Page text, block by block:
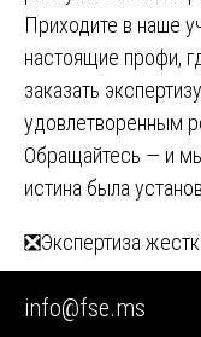
Приходите в наше
настоящие профи,
заказать
удовлетворенным
Обращайтесь — и
истина была
Навигация
по
❎Экспертиза
процессуальные
🟩 Проведение
info@fse.ms